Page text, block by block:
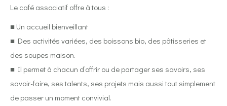
Le café associatif offre à tous :
■ Un accueil bienveillant
■ Des activités variées, des boissons bio, des pâtisseries et
des soupes maison.
■ Il permet à chacun d’offrir ou de partager ses savoirs, ses
savoir-faire, ses talents, ses projets mais aussi tout simplement
de passer un moment convivial.